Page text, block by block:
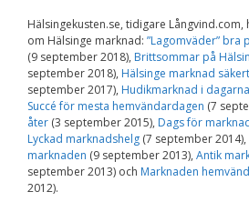
Hälsingekusten.se, tidigare
om Hälsinge marknad: ”Lagomväder” bra
(9 september 2018), Brittsommar på
september 2018), Hälsinge marknad
september 2017), Hudikmarknad i
Succé för mesta hemvändardagen (7
åter (3 september 2015), Dags för
Lyckad marknadshelg (7 september 2014),
marknaden (9 september 2013), Antik
september 2013) och Marknaden
2012).